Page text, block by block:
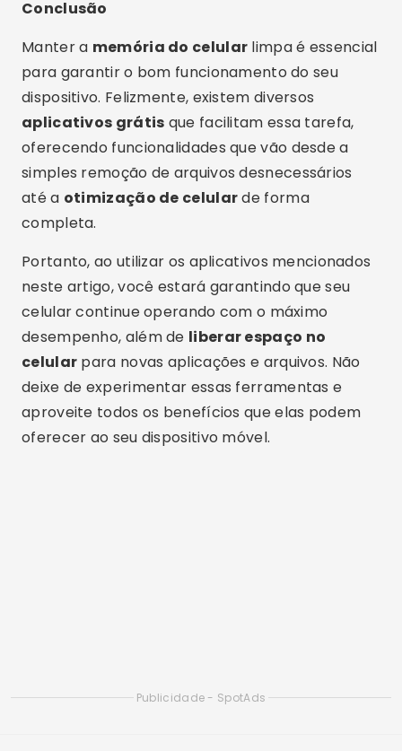
Etiquetas: aplicativo,celular,limpeza,memória
Compartilhe:
Rodrigo Oliveira
Autor do site Crismob.